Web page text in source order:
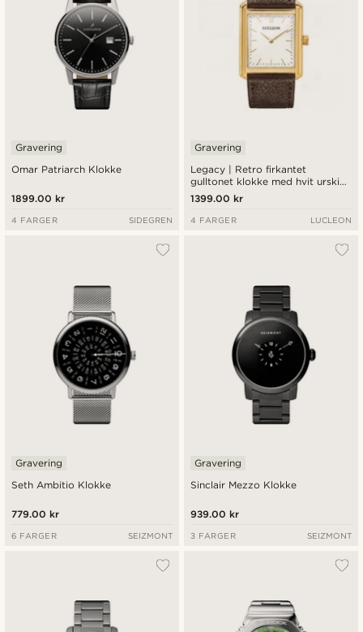
Omar Patriarch Klokke
Gravering
1899.00 kr
4 FARGER SIDEGREN
Legacy | Retro firkantet
gulltonet klokke med hvit urskive
og mørk brun lærreim
Gravering
1399.00 kr
4 FARGER LUCLEON
Seth Ambitio Klokke
Gravering
779.00 kr
6 FARGER SEIZMONT
Sinclair Mezzo Klokke
Gravering
939.00 kr
3 FARGER SEIZMONT